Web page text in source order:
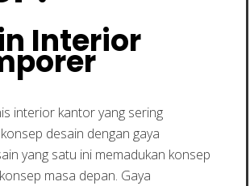
Interior
interior kantor yang sering
desain dengan gaya
yang satu ini memadukan konsep
masa depan. Gaya